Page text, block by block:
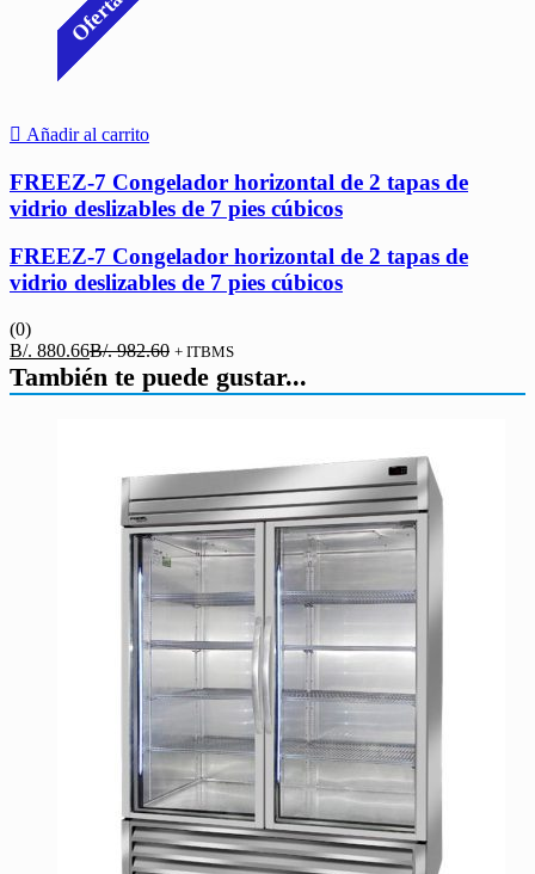
Oferta
Añadir al carrito
FREEZ-7 Congelador horizontal de 2 tapas de
vidrio deslizables de 7 pies cúbicos
FREEZ-7 Congelador horizontal de 2 tapas de
vidrio deslizables de 7 pies cúbicos
(0)
B/. 880.66El
precio
actual
B/.982.60 El
precio
original
+ ITBMS
También te puede gustar...